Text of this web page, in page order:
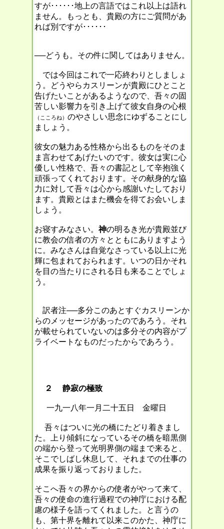
すが･･････地上の言語ではこれ以上は語れ
ません。もっとも、貴殿の方にご質問があ
れば別ですが･･････
──どうも。その件に関してはありません。
では今回はこれで一応終わりとしましょ
う。どうやらカスリーンが貴殿にひとこと
告げたいことがあるようなので、吾々の固
苦しい影響力を引き上げて彼女自身の心根
（こころね） のやさしい思念にゆずることにし
ましょう。
彼女の魅力ある性格から出るものをそのま
ま言わせてあげたいのです。彼女は実に心
優しい性格で、吾々の書記として辛抱強く
頑張ってくれております。その献身的な協
力に対して吾々は心から感謝いたしており
ます。貴殿とはまた機会を得てお会いしま
しょう。
お寝すみなさい。神の明るき光が貴殿並び
に教会の信者の方々とともにありますよう
に。みなさんは自覚なさっている以上に光
輝に包まれておられます。いつの日かそれ
を目の当たりにされる日も来ることでしょ
う。
訳者注──多分このあとすぐカスリーンか
らのメッセージがあったのであろう。それ
が載せられていないのは多分その内容がプ
ライベートなものだったからであろう。
２ 静寂の極致
一九一八年一月二十五日 金曜日
吾々はついに光の橋にたどり着きまし
た。上り傾斜になっているその橋を暗黒側
の端から登って光明界側の端まで来ると、
そこでしばし休息して、それまでの仕事の
成果を振り返っておりました。
そこへ吾々の界からの使者がやって来て、
吾々の使命の進行過程での神庁における配
慮の様子を語ってくれました。と言うの
も、第十界を離れて以来このかた、神庁に